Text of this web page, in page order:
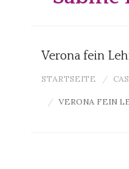
Verona fein
STARTSEITE
VERONA FEIN